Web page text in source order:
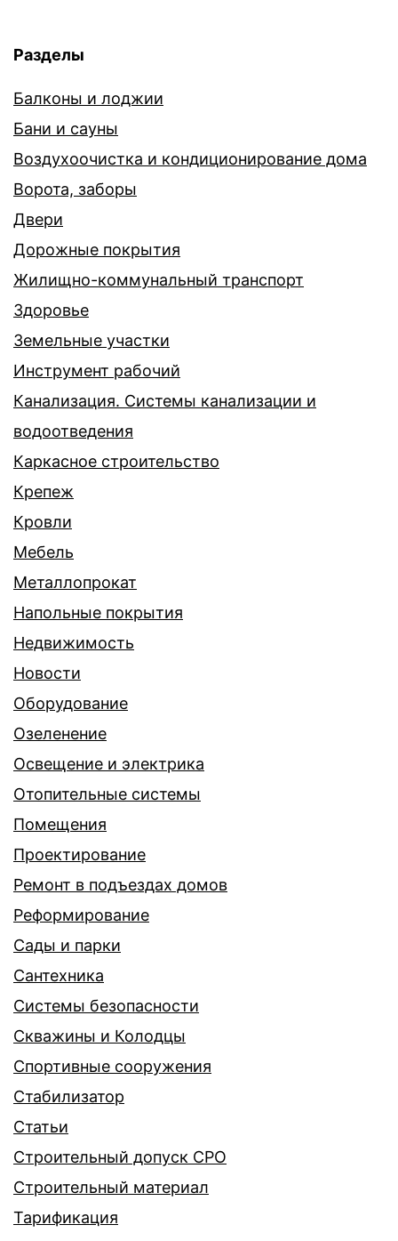
Разделы
Балконы и лоджии
Бани и сауны
Воздухоочистка и кондиционирование дома
Ворота, заборы
Двери
Дорожные покрытия
Жилищно-коммунальный транспорт
Здоровье
Земельные участки
Инструмент рабочий
Канализация. Системы канализации и
водоотведения
Каркасное строительство
Крепеж
Кровли
Мебель
Металлопрокат
Напольные покрытия
Недвижимость
Новости
Оборудование
Озеленение
Освещение и электрика
Отопительные системы
Помещения
Проектирование
Ремонт в подъездах домов
Реформирование
Сады и парки
Сантехника
Системы безопасности
Скважины и Колодцы
Спортивные сооружения
Стабилизатор
Статьи
Строительный допуск СРО
Строительный материал
Тарификация